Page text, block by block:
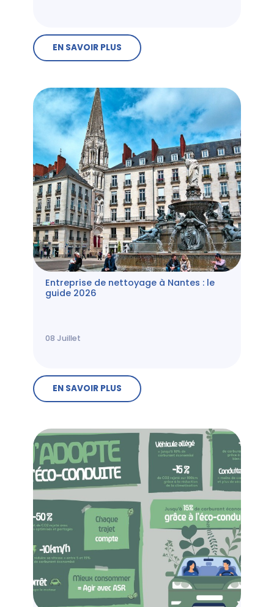
EN SAVOIR PLUS
Entreprise de nettoyage à Nantes : le
guide 2026
08 Juillet
EN SAVOIR PLUS